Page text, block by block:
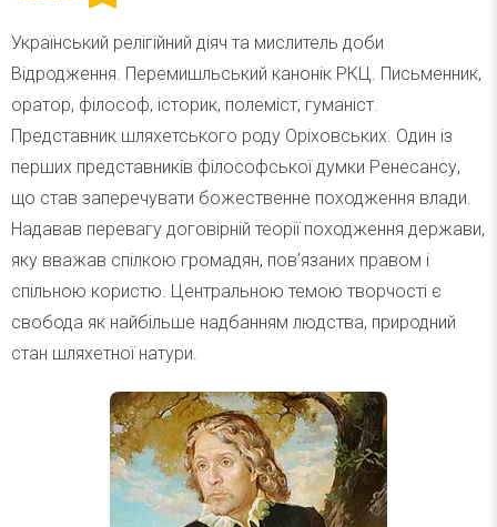
Український релігійний діяч та мислитель доби
Відродження. Перемишльський канонік РКЦ. Письменник,
оратор, філософ, історик, полеміст, гуманіст.
Представник шляхетського роду Оріховських. Один із
перших представників філософської думки Ренесансу,
що став заперечувати божественне походження влади.
Надавав перевагу договірній теорії походження держави,
яку вважав спілкою громадян, пов’язаних правом і
спільною користю. Центральною темою творчості є
свобода як найбільше надбанням людства, природний
стан шляхетної натури.